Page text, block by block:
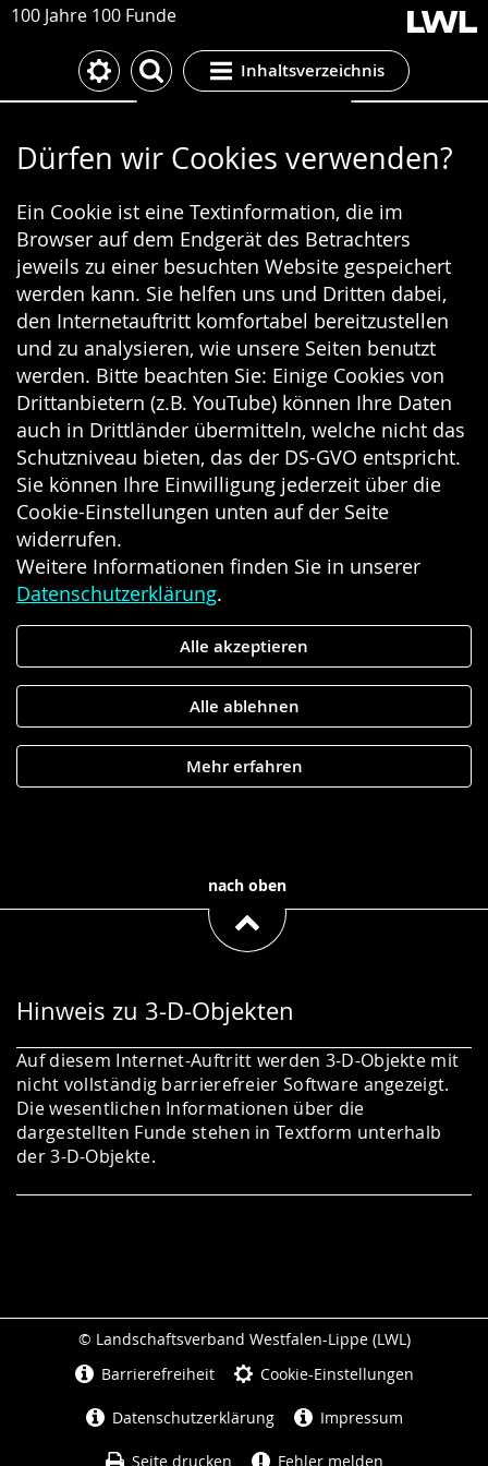
100 Jahre 100 Funde
Inhaltsverzeichnis
Cookie-Einstellungen
Dürfen wir Cookies verwenden?
Ein Cookie ist eine Textinformation, die im
Browser auf dem Endgerät des Betrachters
jeweils zu einer besuchten Website gespeichert
werden kann. Sie helfen uns und Dritten dabei,
den Internetauftritt komfortabel bereitzustellen
und zu analysieren, wie unsere Seiten benutzt
werden. Bitte beachten Sie: Einige Cookies von
Drittanbietern (z.B. YouTube) können Ihre Daten
auch in Drittländer übermitteln, welche nicht das
Schutzniveau bieten, das der DS-GVO entspricht.
Sie können Ihre Einwilligung jederzeit über die
Cookie-Einstellungen unten auf der Seite
widerrufen.
Weitere Informationen finden Sie in unserer
Datenschutzerklärung.
Alle akzeptieren
Alle ablehnen
Mehr erfahren
nach oben
Hinweis zu 3-D-Objekten
Auf diesem Internet-Auftritt werden 3-D-Objekte mit
nicht vollständig barrierefreier Software angezeigt.
Die wesentlichen Informationen über die
dargestellten Funde stehen in Textform unterhalb
der 3-D-Objekte.
© Landschaftsverband Westfalen-Lippe (LWL)
Barrierefreiheit Cookie-Einstellungen
Datenschutzerklärung Impressum
Seite drucken Fehler melden